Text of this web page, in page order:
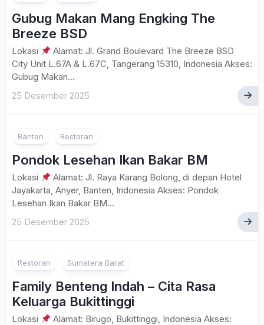
Gubug Makan Mang Engking The
Breeze BSD
Lokasi
Alamat: Jl. Grand Boulevard The Breeze BSD
City Unit L.67A & L.67C, Tangerang 15310, Indonesia Akses:
Gubug Makan...
25 Desember 2025
Banten Restoran
Pondok Lesehan Ikan Bakar BM
Lokasi
Alamat: Jl. Raya Karang Bolong, di depan Hotel
Jayakarta, Anyer, Banten, Indonesia Akses: Pondok
Lesehan Ikan Bakar BM...
25 Desember 2025
Restoran Sumatera Barat
Family Benteng Indah – Cita Rasa
Keluarga Bukittinggi
Lokasi
Alamat: Birugo, Bukittinggi, Indonesia Akses: